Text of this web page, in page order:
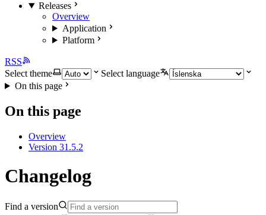
Releases
Overview
Application
Platform
RSS
Select theme
Select language
On this page
On this page
Overview
Version 31.5.2
Changelog
Find a version